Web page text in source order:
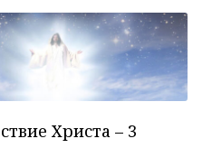
Христа – 3